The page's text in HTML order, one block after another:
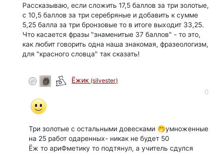
Рассказываю, если сложить 17,5 баллов за три золотые,
с 10,5 баллов за три серебряные и добавить к сумме
5,25 балла за три бронзовые то в итоге выходит 33,25.
Что касается фразы "знаменитые 37 баллов" - то это,
как любит говорить одна наша знакомая, фразеологизм,
для "красного словца" так сказать!
Ёжик (silvester)
0
Три золотые с остальными довесками 🤭умноженные
на 25 работ одаренных- никак не будет 50
Ёж то ариФметику то подтянул, а учитель сдулся